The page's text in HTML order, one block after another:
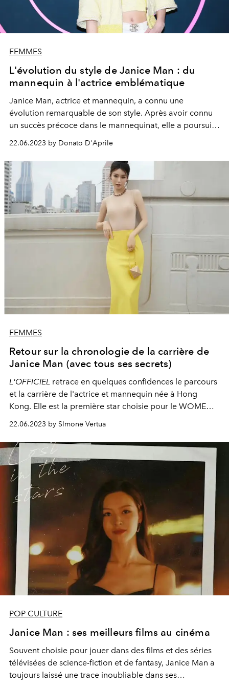
FEMMES
L'évolution du style de Janice Man : du
mannequin à l'actrice emblématique
Janice Man, actrice et mannequin, a connu une
évolution remarquable de son style. Après avoir connu
un succès précoce dans le mannequinat, elle a poursuivi
sa carrière d'actrice de manière dévouée et
professionnelle et est devenue une figure éminente de
l'industrie du divertissement.
22.06.2023 by Donato D'Aprile
FEMMES
Retour sur la chronologie de la carrière de
Janice Man (avec tous ses secrets)
L'OFFICIEL retrace en quelques confidences le parcours
et la carrière de l'actrice et mannequin née à Hong
Kong. Elle est la première star choisie pour le WOMEN'S
VOICES OF GLOBAL CINEMA 2023.
22.06.2023 by SImone Vertua
POP CULTURE
Janice Man : ses meilleurs films au cinéma
Souvent choisie pour jouer dans des films et des séries
télévisées de science-fiction et de fantasy, Janice Man a
toujours laissé une trace inoubliable dans ses